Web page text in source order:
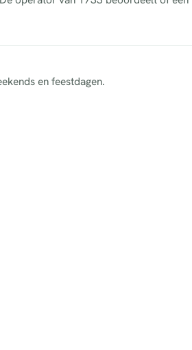
en feestdagen.